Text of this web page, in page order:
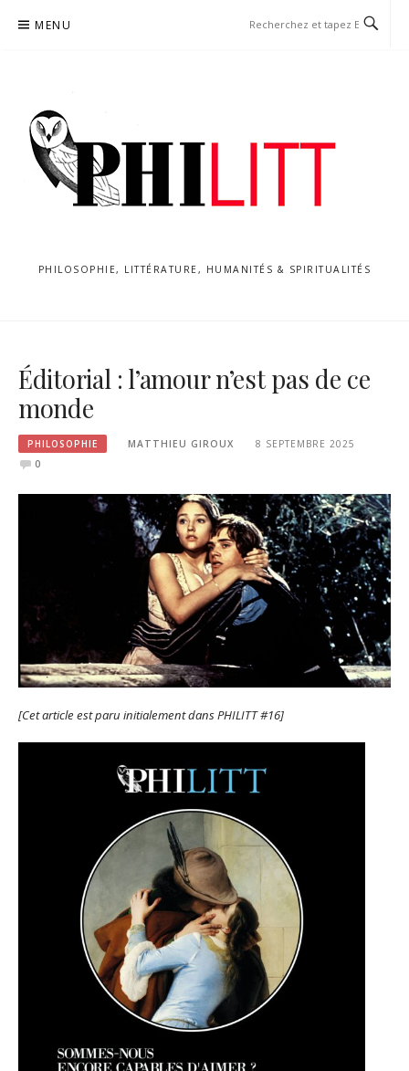
MENU
PHILOSOPHIE, LITTÉRATURE, HUMANITÉS & SPIRITUALITÉS
Éditorial : l’amour n’est pas de ce
monde
PHILOSOPHIE MATTHIEU GIROUX
8 SEPTEMBRE 2025
0
[Cet article est paru initialement dans PHILITT #16]